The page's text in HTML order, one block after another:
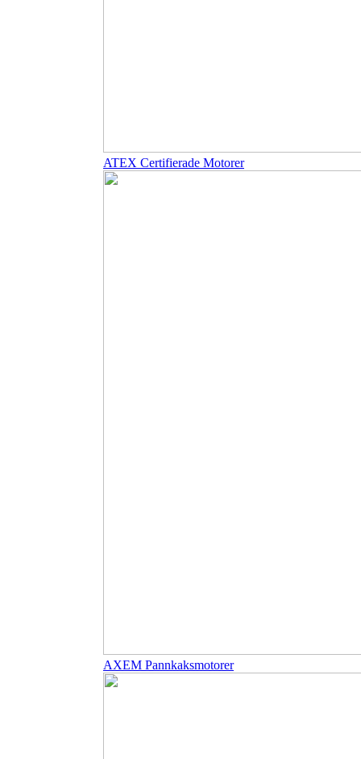
ATEX Certifierade Motorer
AXEM Pannkaksmotorer